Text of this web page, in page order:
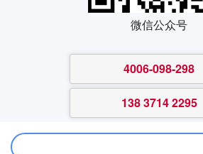
微信公众号
4006-098-298
138 3714 2295